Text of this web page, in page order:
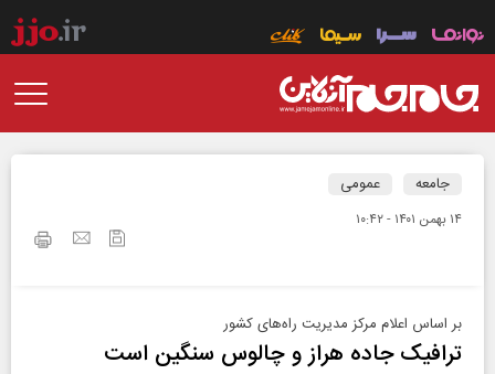
جامعه عمومی
۱۴ بهمن ۱۴۰۱ - ۱۰:۴۲
بر اساس اعلام مرکز مدیریت راه‌های کشور
ترافیک جاده هراز و چالوس سنگین است